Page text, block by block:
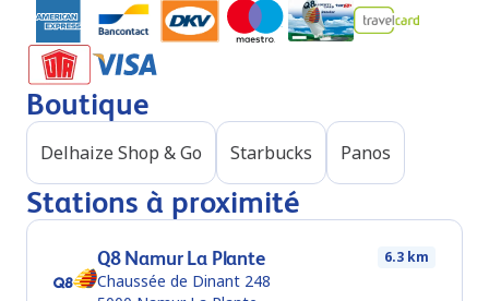
Boutique
Delhaize Shop & Go Starbucks Panos
Stations à proximité
Q8 Namur La Plante 6.3 km
Chaussée de Dinant 248